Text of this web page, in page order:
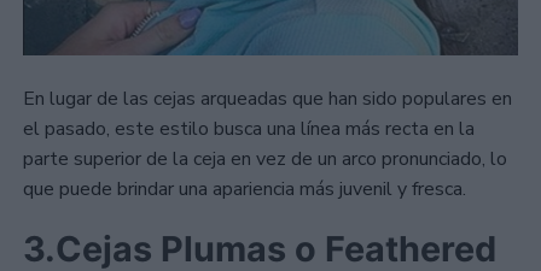
En lugar de las cejas arqueadas que han sido populares en
el pasado, este estilo busca una línea más recta en la
parte superior de la ceja en vez de un arco pronunciado, lo
que puede brindar una apariencia más juvenil y fresca.
3.Cejas Plumas o Feathered